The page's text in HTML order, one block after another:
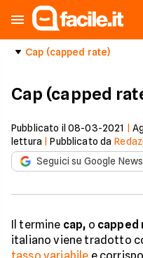
Cap (capped rate)
Cap (capped
Pubblicato il 08-03-2021
lettura |Pubblicato da
Seguici su Google News
Il termine cap, o capped
italiano viene tradotto